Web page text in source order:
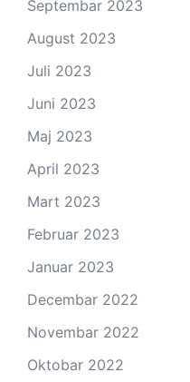
Septembar 2023
August 2023
Juli 2023
Juni 2023
Maj 2023
April 2023
Mart 2023
Februar 2023
Januar 2023
Decembar 2022
Novembar 2022
Oktobar 2022